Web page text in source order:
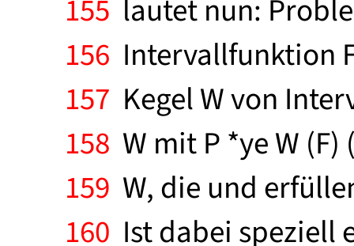
155 lautet nun:
156 Intervallfunktion
157 Kegel W von
158 W mit P *ye W
159 W, die und
160 Ist dabei speziell